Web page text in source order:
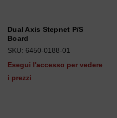
Dual Axis Stepnet P/S
Board
SKU: 6450-0188-01
Esegui l'accesso per vedere
i prezzi